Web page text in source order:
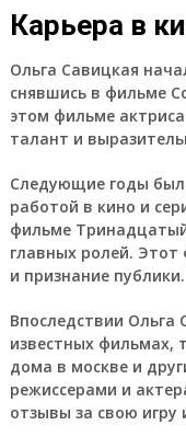
Карьера в
Ольга Савицкая
снявшись в фильме
этом фильме
талант и
Следующие годы
работой в кино и
фильме
главных ролей. Этот
и признание публики.
Впоследствии Ольга
известных фильмах,
дома в москве и
режиссерами и
отзывы за свою игру